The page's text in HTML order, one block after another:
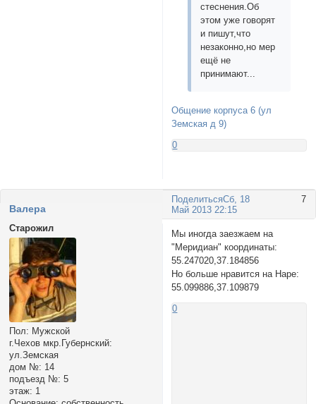
стеснения.Об
этом уже говорят
и пишут,что
незаконно,но мер
ещё не
принимают...
Общение корпуса 6 (ул
Земская д 9)
0
Поделиться 7
Сб, 18
Май 2013 22:15
Валера
Старожил
Пол: Мужской
г.Чехов мкр.Губернский:
ул.Земская
дом №: 14
подъезд №: 5
этаж: 1
Мы иногда заезжаем на
"Меридиан" координаты:
55.247020,37.184856
Но больше нравится на Наре:
55.099886,37.109879
0